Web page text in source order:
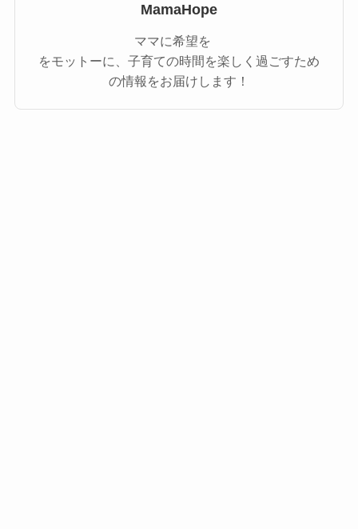
MamaHope
ママに希望を
をモットーに、子育ての時間を楽しく過ごすため
の情報をお届けします！